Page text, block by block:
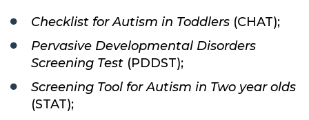
Checklist for Autism in Toddlers (CHAT);
Pervasive Developmental Disorders
Screening Test (PDDST);
Screening Tool for Autism in Two year olds
(STAT);